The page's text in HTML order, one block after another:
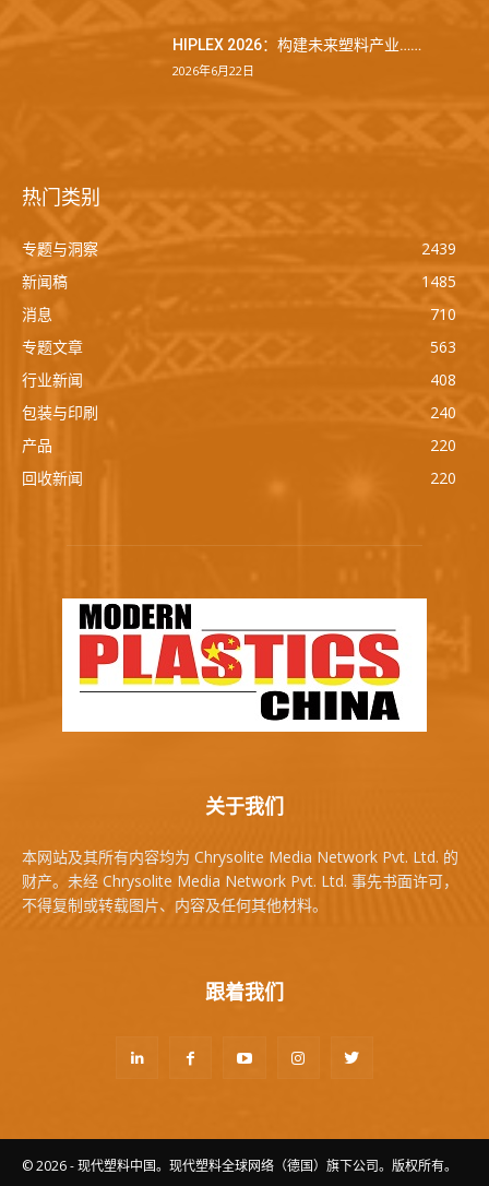
HIPLEX 2026：构建未来塑料产业……
2026年6月22日
热门类别
专题与洞察
2439
新闻稿
1485
消息
710
专题文章
563
行业新闻
408
包装与印刷
240
产品
220
回收新闻
220
关于我们
本网站及其所有内容均为 Chrysolite Media Network Pvt. Ltd. 的
财产。未经 Chrysolite Media Network Pvt. Ltd. 事先书面许可，
不得复制或转载图片、内容及任何其他材料。
跟着我们
© 2026 - 现代塑料中国。现代塑料全球网络（德国）旗下公司。版权所有。